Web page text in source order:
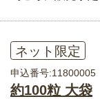
ネット限定
申込番号:11800005
約100粒 大袋